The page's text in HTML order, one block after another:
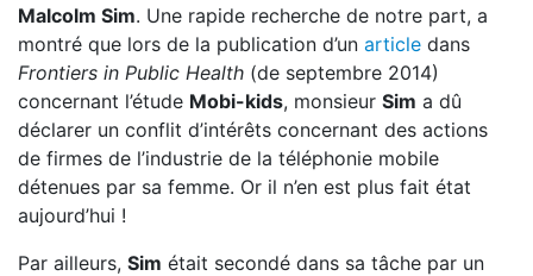
Malcolm Sim. Une rapide recherche de notre part, a
montré que lors de la publication d’un article dans
Frontiers in Public Health (de septembre 2014)
concernant l’étude Mobi-kids, monsieur Sim a dû
déclarer un conflit d’intérêts concernant des actions
de firmes de l’industrie de la téléphonie mobile
détenues par sa femme. Or il n’en est plus fait état
aujourd’hui !
Par ailleurs, Sim était secondé dans sa tâche par un